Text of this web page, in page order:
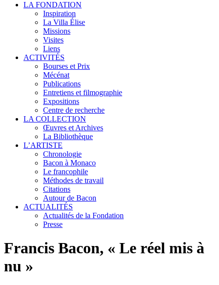
LA FONDATION
Inspiration
La Villa Élise
Missions
Visites
Liens
ACTIVITÉS
Bourses et Prix
Mécénat
Publications
Entretiens et filmographie
Expositions
Centre de recherche
LA COLLECTION
Œuvres et Archives
La Bibliothèque
L’ARTISTE
Chronologie
Bacon à Monaco
Le francophile
Méthodes de travail
Citations
Autour de Bacon
ACTUALITÉS
Actualités de la Fondation
Presse
Francis Bacon, « Le réel mis à
nu »